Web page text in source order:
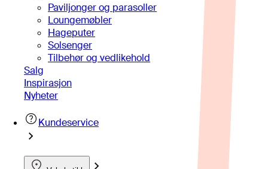
Paviljonger og parasoller
Loungemøbler
Hageputer
Solsenger
Tilbehør og vedlikehold
Salg
Inspirasjon
Nyheter
Kundeservice